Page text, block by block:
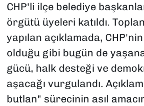
CHP'li ilçe belediye
örgütü üyeleri katıldı.
yapılan açıklamada,
olduğu gibi bugün de
gücü, halk desteği ve
aşacağı vurgulandı.
butlan" sürecinin asıl